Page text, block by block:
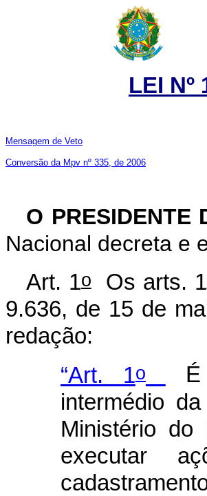
LEI Nº
Mensagem de Veto
Conversão da Mpv nº 335, de 2006
O PRESIDENTE
Nacional decreta e
Art. 1oOs arts. 1
9.636, de 15 de
redação:
“Art. 1o
É
intermédio
Ministério do
executar